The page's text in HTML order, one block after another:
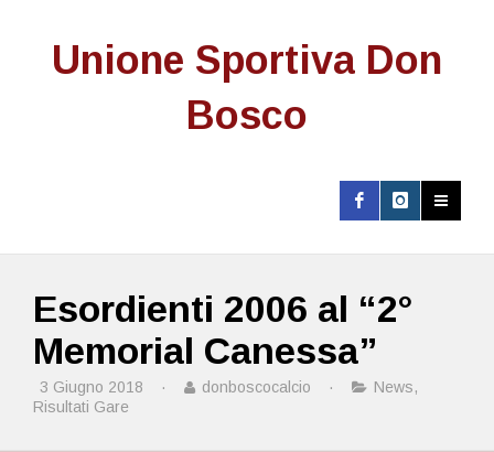
Unione Sportiva Don
Bosco
Esordienti 2006 al “2°
Memorial Canessa”
3 Giugno 2018 · donboscocalcio · News,
Risultati Gare